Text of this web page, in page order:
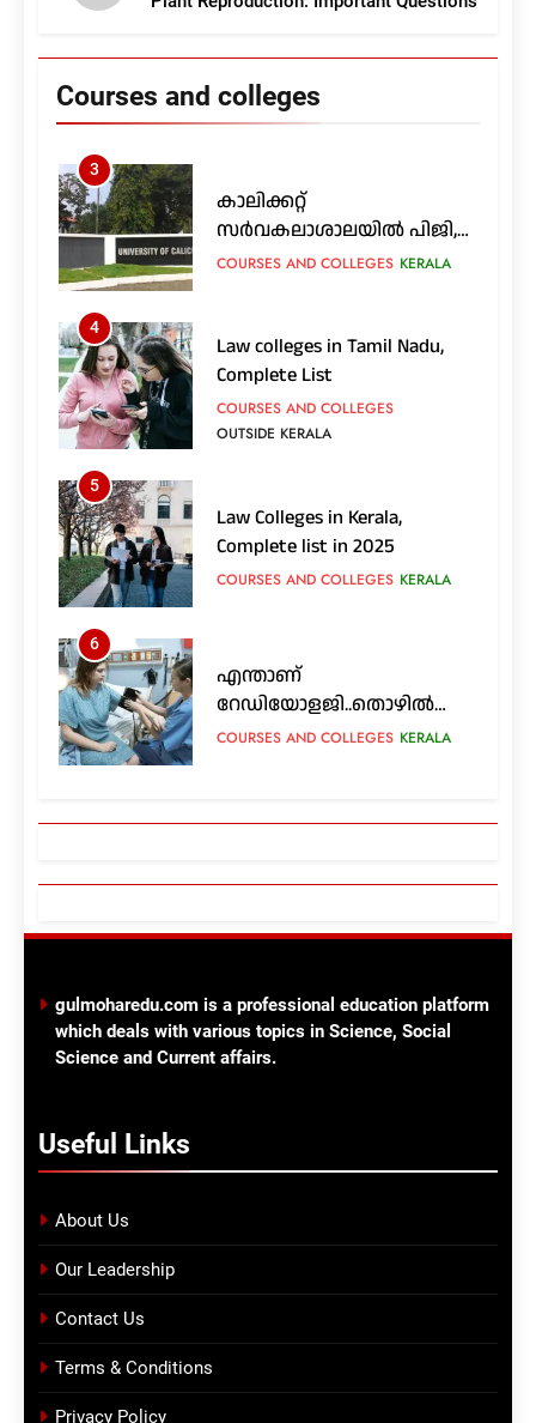
Courses and colleges
2
നഴ്സിങ്ങും മറ്റ് പിജി
പ്രോഗ്രാമുകളും; അപേക്ഷ
24 വരെ
COURSES AND COLLEGES
OUTSIDE KERALA
3
കാലിക്കറ്റ്
സർവകലാശാലയിൽ പിജി,
ഇന്റഗ്രേറ്റഡ് പിജി:
COURSES AND COLLEGES KERALA
4
Law colleges in Tamil Nadu,
Complete List
COURSES AND COLLEGES
OUTSIDE KERALA
5
Law Colleges in Kerala,
Complete list in 2025
COURSES AND COLLEGES KERALA
6
എന്താണ്
റേഡിയോളജി..തൊഴിൽ
സാധ്യതകൾ എങ്ങനെ..?
COURSES AND COLLEGES KERALA
Nursing colleges in Kerala;
ഫാർമസി, പാരാമെഡിക്കൽ
ഡിപ്ലോമാ
കോഴ്സുകൾ;അപേക്ഷിക്കാം
COURSES AND COLLEGES
in India
10
COURSES AND COLLEGES
gulmoharedu.com is a professional education platform
which deals with various topics in Science, Social
Science and Current affairs.
Useful Links
About Us
Our Leadership
Contact Us
Terms & Conditions
Privacy Policy